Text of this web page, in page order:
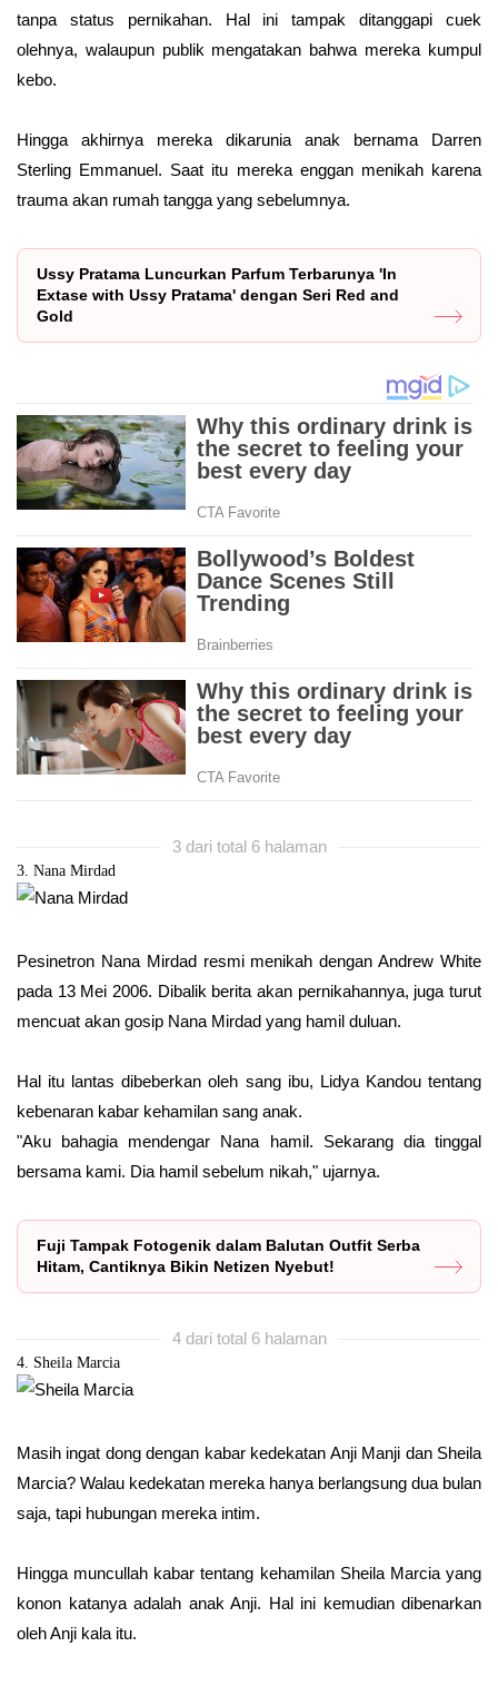
tanpa status pernikahan. Hal ini tampak ditanggapi cuek
olehnya, walaupun publik mengatakan bahwa mereka kumpul
kebo.
Hingga akhirnya mereka dikarunia anak bernama Darren
Sterling Emmanuel. Saat itu mereka enggan menikah karena
trauma akan rumah tangga yang sebelumnya.
Ussy Pratama Luncurkan Parfum Terbarunya 'In
Extase with Ussy Pratama' dengan Seri Red and
Gold
3 dari total 6 halaman
3. Nana Mirdad
Pesinetron Nana Mirdad resmi menikah dengan Andrew White
pada 13 Mei 2006. Dibalik berita akan pernikahannya, juga turut
mencuat akan gosip Nana Mirdad yang hamil duluan.
Hal itu lantas dibeberkan oleh sang ibu, Lidya Kandou tentang
kebenaran kabar kehamilan sang anak.
"Aku bahagia mendengar Nana hamil. Sekarang dia tinggal
bersama kami. Dia hamil sebelum nikah," ujarnya.
Fuji Tampak Fotogenik dalam Balutan Outfit Serba
Hitam, Cantiknya Bikin Netizen Nyebut!
4 dari total 6 halaman
4. Sheila Marcia
Masih ingat dong dengan kabar kedekatan Anji Manji dan Sheila
Marcia? Walau kedekatan mereka hanya berlangsung dua bulan
saja, tapi hubungan mereka intim.
Hingga muncullah kabar tentang kehamilan Sheila Marcia yang
konon katanya adalah anak Anji. Hal ini kemudian dibenarkan
oleh Anji kala itu.